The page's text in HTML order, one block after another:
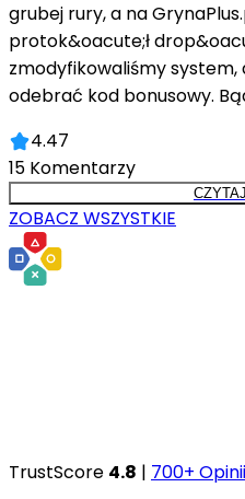
grubej rury, a na
protok&oacute;ł
zmodyfikowaliśmy
odebrać kod bonusowy.
4.47
15 Komentarzy
ZOBACZ WSZYSTKIE
TrustScore 4.8 | 700+ Opinii